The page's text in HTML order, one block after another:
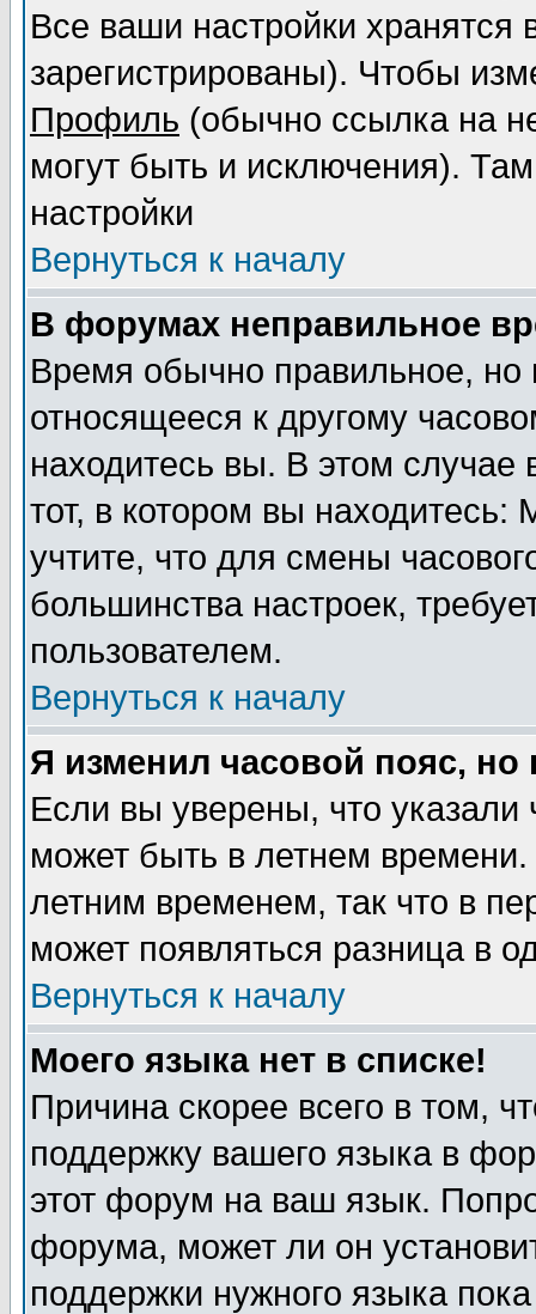
Все ваши настройки
зарегистрированы). Чтобы
Профиль (обычно ссылка на
могут быть и исключения).
настройки
Вернуться к началу
В форумах неправильное
Время обычно правильное,
относящееся к другому
находитесь вы. В этом
тот, в котором вы
учтите, что для смены
большинства настроек,
пользователем.
Вернуться к началу
Я изменил часовой пояс,
Если вы уверены, что указали
может быть в летнем
летним временем, так что в
может появляться разница в
Вернуться к началу
Моего языка нет в списке!
Причина скорее всего в том,
поддержку вашего языка в
этот форум на ваш язык.
форума, может ли он
поддержки нужного языка